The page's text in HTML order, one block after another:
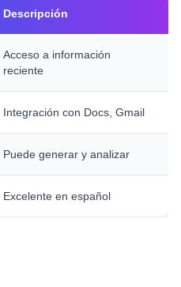
Descripción
Acceso a información
reciente
Integración con Docs, Gmail
Puede generar y analizar
Excelente en español